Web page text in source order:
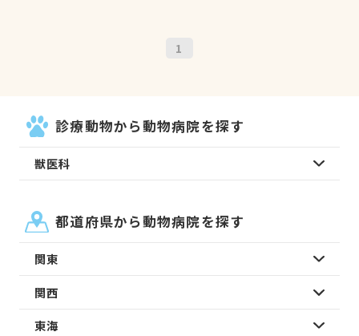
1
診療動物から動物病院を探す
獣医科
都道府県から動物病院を探す
関東
関西
東海